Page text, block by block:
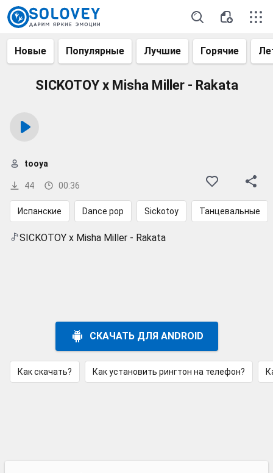
Новые Популярные Лучшие Горячие
SICKOTOY x Misha Miller - Rakata
44 00:36
tooya
Испанские Dance pop Sickotoy Танцевальные
SICKOTOY x Misha Miller - Rakata
СКАЧАТЬ ДЛЯ ANDROID
Как скачать? Как установить рингтон на телефон?